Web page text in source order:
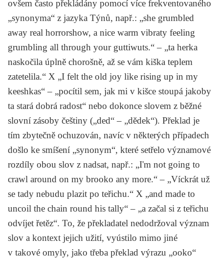
ovšem často překládány pomocí více frekventovaného
„synonyma“ z jazyka Týnů, např.: „she grumbled
away real horrorshow, a nice warm vibraty feeling
grumbling all through your guttiwuts.“ – „ta herka
naskočila úplně chorošně, až se vám kiška teplem
zatetelila.“ X „I felt the old joy like rising up in my
keeshkas“ – „pocítil sem, jak mi v kišce stoupá jakoby
ta stará dobrá radost“ nebo dokonce slovem z běžné
slovní zásoby češtiny („ded“ – „dědek“). Překlad je
tím zbytečně ochuzován, navíc v některých případech
došlo ke smíšení „synonym“, které setřelo významové
rozdíly obou slov z nadsat, např.: „I'm not going to
crawl around on my brooko any more.“ – „Víckrát už
se tady nebudu plazit po teřichu.“ X „and made to
uncoil the chain round his tally“ – „a začal si z teřichu
odvíjet řetěz“. To, že překladatel nedodržoval význam
slov a kontext jejich užití, vyústilo mimo jiné
v takové omyly, jako třeba překlad výrazu „ooko“